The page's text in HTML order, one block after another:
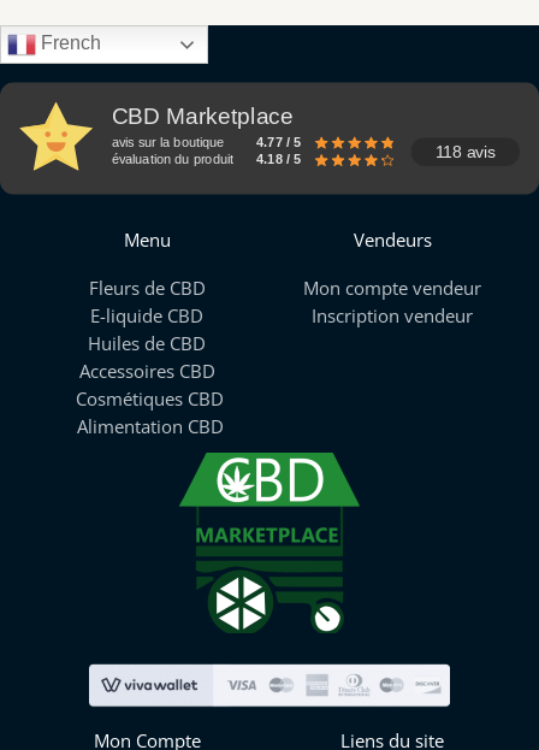
French
CBD Marketplace
avis sur la boutique
4.77 / 5
évaluation du produit
4.18 / 5 118 avis
Menu
Fleurs de CBD
E-liquide CBD
Huiles de CBD
Accessoires CBD
Cosmétiques CBD
Alimentation CBD
Vendeurs
Mon compte vendeur
Inscription vendeur
Mon Compte Liens du site